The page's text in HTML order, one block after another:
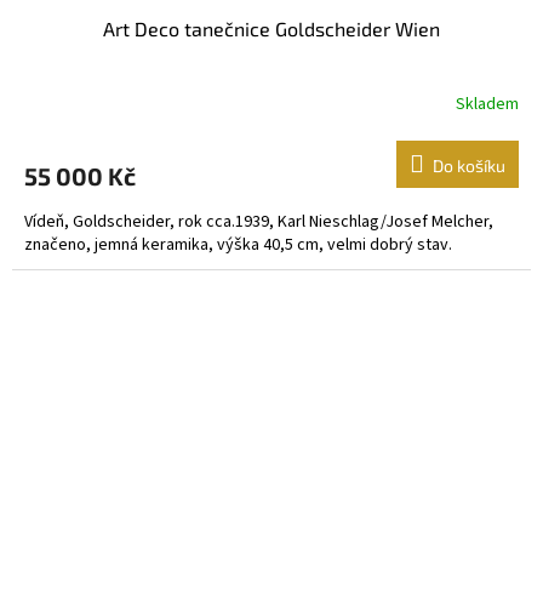
Art Deco tanečnice Goldscheider Wien
Skladem
55 000 Kč Do košíku
Vídeň, Goldscheider, rok cca.1939, Karl Nieschlag/Josef Melcher,
značeno, jemná keramika, výška 40,5 cm, velmi dobrý stav.